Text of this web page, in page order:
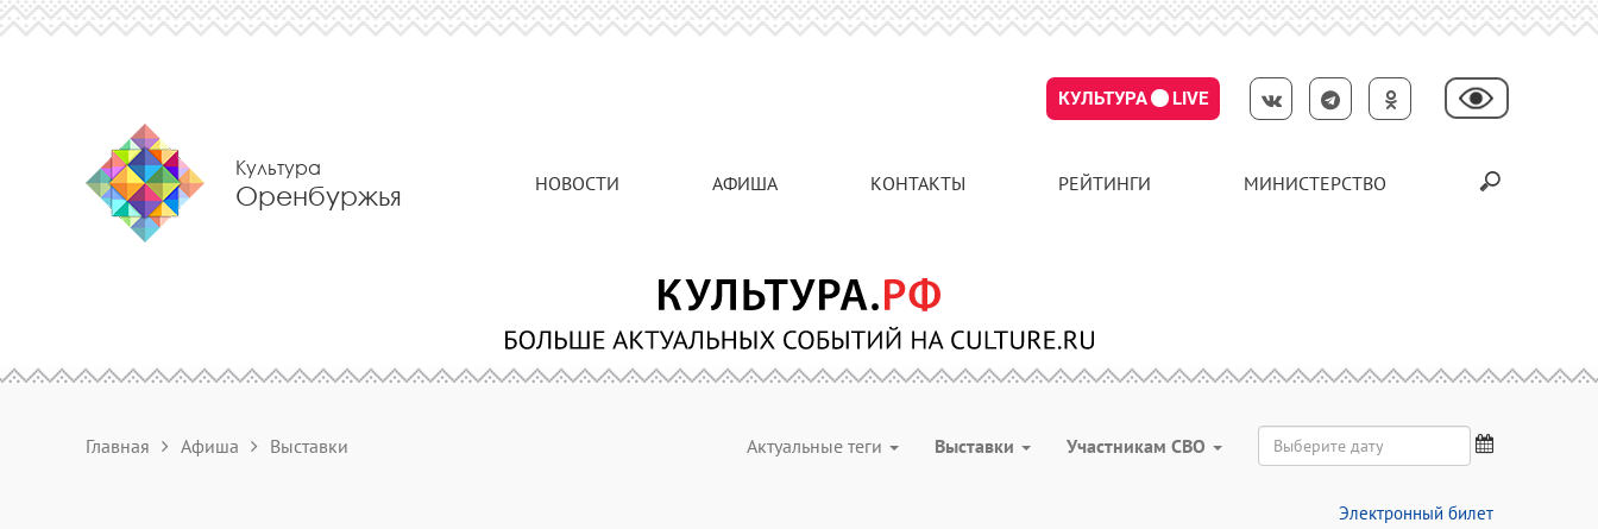
КУЛЬТУРА LIVE
Культура
Оренбуржья НОВОСТИ АФИША КОНТАКТЫ РЕЙТИНГИ МИНИСТЕРСТВО
Главная Афиша Выставки Актуальные теги Выставки Участникам СВО
Электронный билет